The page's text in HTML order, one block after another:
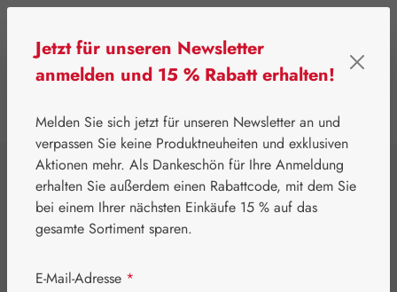
⌂ Gall Pharma Aminosäuren
Acetylcarnitin 500
mg GPH Kapseln
Jetzt für unseren Newsletter
anmelden und 15 % Rabatt erhalten!
Melden Sie sich jetzt für unseren Newsletter an und
verpassen Sie keine Produktneuheiten und exklusiven
Aktionen mehr. Als Dankeschön für Ihre Anmeldung
erhalten Sie außerdem einen Rabattcode, mit dem Sie
bei einem Ihrer nächsten Einkäufe 15 % auf das
gesamte Sortiment sparen.
E-Mail-Adresse *